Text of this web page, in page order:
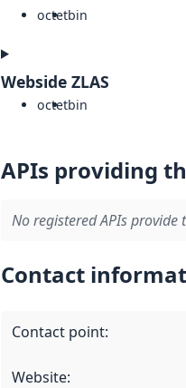
octetbin
Webside ZLAS
octetbin
APIs providing
No registered APIs provide
Contact
Contact point:
Website: